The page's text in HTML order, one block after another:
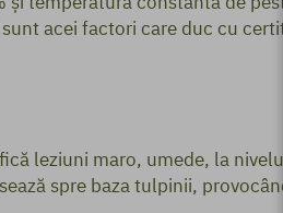
acei factori care duc cu
leziuni maro, umede, la
spre baza tulpinii,